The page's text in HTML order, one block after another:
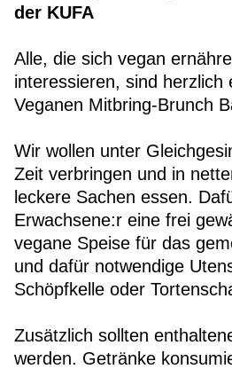
der KUFA
Alle, die sich vegan
interessieren, sind herzlich
Veganen Mitbring-Brunch
Wir wollen unter
Zeit verbringen und in
leckere Sachen essen.
Erwachsene:r eine frei
vegane Speise für das
und dafür notwendige
Schöpfkelle oder
Zusätzlich sollten
werden. Getränke